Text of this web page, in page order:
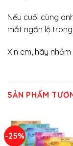
Nếu cuối cùng
mắt ngấn lệ
Xin em, hãy
SẢN PHẨM
-25%